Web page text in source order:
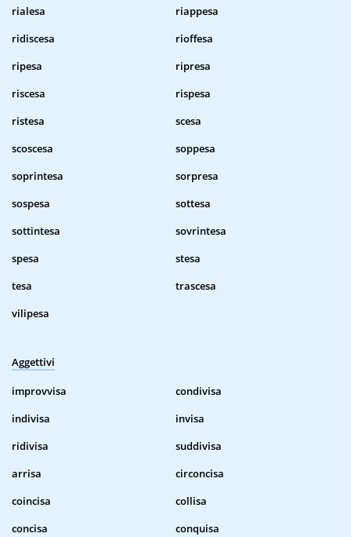
rialesa
riappesa
ridiscesa
rioffesa
ripesa
ripresa
riscesa
rispesa
ristesa
scesa
scoscesa
soppesa
soprintesa
sorpresa
sospesa
sottesa
sottintesa
sovrintesa
spesa
stesa
tesa
trascesa
vilipesa
Aggettivi
improvvisa
condivisa
indivisa
invisa
ridivisa
suddivisa
arrisa
circoncisa
coincisa
collisa
concisa
conquisa